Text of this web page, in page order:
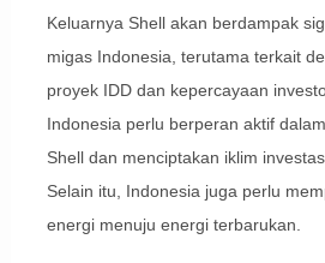
Keluarnya Shell akan berdampak
migas Indonesia, terutama terkait
proyek IDD dan kepercayaan
Indonesia perlu berperan aktif
Shell dan menciptakan iklim
Selain itu, Indonesia juga perlu
energi menuju energi terbarukan.